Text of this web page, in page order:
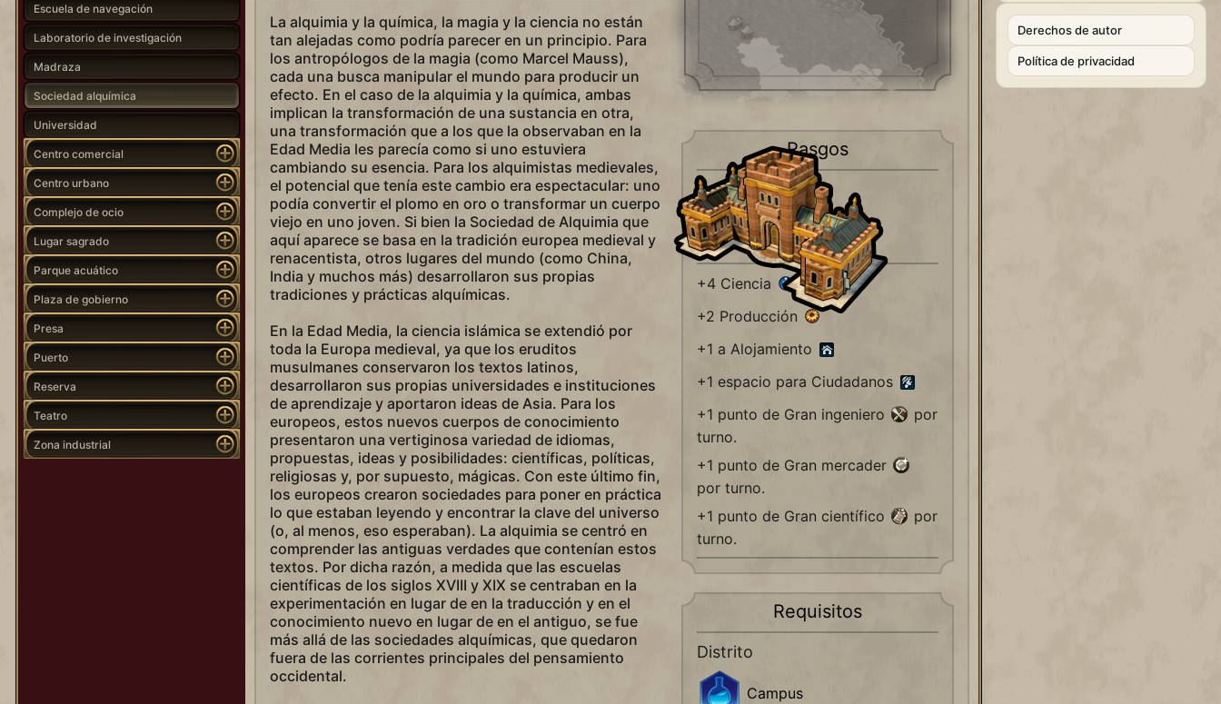
Escuela de navegación
Laboratorio de investigación
Madraza
Sociedad alquímica
Universidad
Centro comercial
Centro urbano
Complejo de ocio
Lugar sagrado
Parque acuático
Plaza de gobierno
Presa
Puerto
Reserva
Teatro
Zona industrial
La alquimia y la química, la magia y la ciencia no están
tan alejadas como podría parecer en un principio. Para
los antropólogos de la magia (como Marcel Mauss),
cada una busca manipular el mundo para producir un
efecto. En el caso de la alquimia y la química, ambas
implican la transformación de una sustancia en otra,
una transformación que a los que la observaban en la
Edad Media les parecía como si uno estuviera
cambiando su esencia. Para los alquimistas medievales,
el potencial que tenía este cambio era espectacular: uno
podía convertir el plomo en oro o transformar un cuerpo
viejo en uno joven. Si bien la Sociedad de Alquimia que
aquí aparece se basa en la tradición europea medieval y
renacentista, otros lugares del mundo (como China,
India y muchos más) desarrollaron sus propias
tradiciones y prácticas alquímicas.
En la Edad Media, la ciencia islámica se extendió por
toda la Europa medieval, ya que los eruditos
musulmanes conservaron los textos latinos,
desarrollaron sus propias universidades e instituciones
de aprendizaje y aportaron ideas de Asia. Para los
europeos, estos nuevos cuerpos de conocimiento
presentaron una vertiginosa variedad de idiomas,
propuestas, ideas y posibilidades: científicas, políticas,
religiosas y, por supuesto, mágicas. Con este último fin,
los europeos crearon sociedades para poner en práctica
lo que estaban leyendo y encontrar la clave del universo
(o, al menos, eso esperaban). La alquimia se centró en
comprender las antiguas verdades que contenían estos
textos. Por dicha razón, a medida que las escuelas
científicas de los siglos XVIII y XIX se centraban en la
experimentación en lugar de en la traducción y en el
conocimiento nuevo en lugar de en el antiguo, se fue
más allá de las sociedades alquímicas, que quedaron
fuera de las corrientes principales del pensamiento
occidental.
Rasgos
Sustituye a
Universidad
+4 Ciencia
+2 Producción
+1 a Alojamiento
+1 espacio para Ciudadanos
+1 punto de Gran ingeniero
por
turno.
+1 punto de Gran mercader
por turno.
+1 punto de Gran científico
por
turno.
Requisitos
Distrito
Campus
Derechos de autor
Política de privacidad